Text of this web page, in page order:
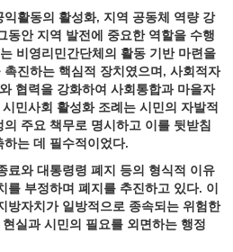
활동의 활성화, 지역 공동체 역량 강
동안 지역 발전에 중요한 역할을 수행
비영리민간단체의 활동 기반 마련을
진하는 핵심적 장치였으며, 사회적자
협력을 강화하여 사회통합과 마을자
민사회 활성화 조례는 시민의 자발적
주요 책무로 명시하고 이를 뒷받침
는 데 필수적이었다.
료와 대통령령 폐지 등의 형식적 이유
를 부정하며 폐지를 추진하고 있다. 이
방자치가 일방적으로 종속되는 위험한
실과 시민의 필요를 외면하는 행정